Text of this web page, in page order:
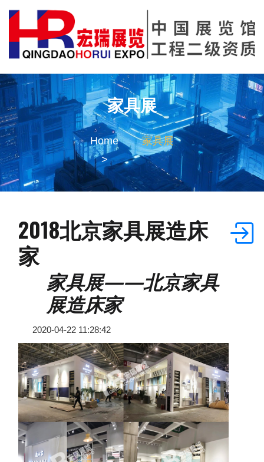
家具展
Home 家具展
2018北京家具展造床
家
家具展——北京家具
展造床家
2020-04-22 11:28:42